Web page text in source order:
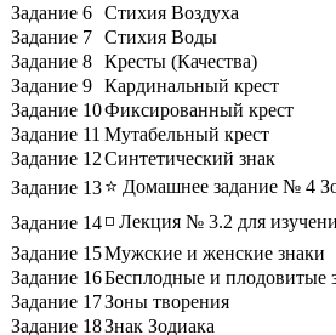
Задание 6 Стихия Воздуха
Задание 7 Стихия Воды
Задание 8 Кресты (Качества)
Задание 9 Кардинальный крест
Задание 10Фиксированный крест
Задание 11 Мутабельный крест
Задание 12Синтетический знак
Задание 13⭐ Домашнее задание № 4
Задание 14◽ Лекция № 3.2 для
Задание 15Мужские и женские знаки
Задание 16Бесплодные и плодовитые
Задание 17Зоны творения
Задание 18Знак Зодиака